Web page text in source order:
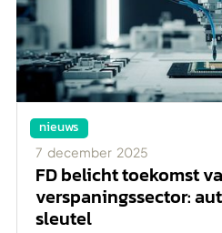
nieuws
7 december 2025
FD belicht toekomst
verspaningssector:
sleutel